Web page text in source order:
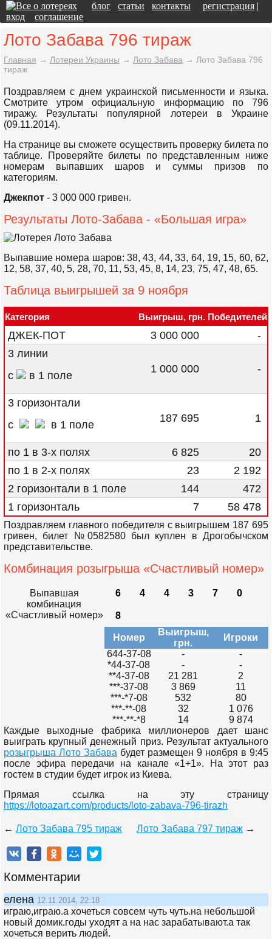
блог статьи контакты регистрация |
вход
соглашение
Лото Забава 796 тираж
Главная → Лотереи Украины → Лото Забава → Лото Забава 796
тираж
Поздравляем с днем украинской письменности и языка.
Смотрите утром официальную информацию по 796
тиражу. Результаты популярной лотереи в Украине
(09.11.2014).
На странице вы сможете осуществить проверку билета по
таблице. Проверяйте билеты по представленным ниже
номерам выпавших шаров и суммы призов по
категориям.
Джекпот - 3 000 000 гривен.
Результаты Лото-Забава - «Большая игра»
Выпавшие номера шаров: 38, 43, 44, 33, 64, 19, 15, 60, 62,
12, 58, 37, 40, 5, 28, 70, 11, 53, 45, 8, 14, 23, 75, 47, 48, 65.
Таблица выигрышей за 9 ноября
Категория Выигрыш, грн. Победителей
ДЖЕК-ПОТ 3 000 000
-
3 линии
с
в 1 поле
1 000 000 -
3 горизонтали
с
в 1 поле
187 695 1
по 1 в 3-х полях 6 825
20
по 1 в 2-х полях
23
2 192
2 горизонтали в 1 поле
144
472
1 горизонталь
7 58 478
Поздравляем главного победителя с выигрышем 187 695
гривен, билет №0582580 был куплен в Дрогобычском
представительстве.
Комбинация розыгрыша «Счастливый номер»
Выпавшая
комбинация
«Счастливый номер»
6 4 4 3 7 0
8
Номер
Выигрыш,
грн.
Игроки
644-37-08
-
-
*44-37-08
-
-
**4-37-08
21 281
2
***-37-08
3 869
11
***-*7-08
532
80
***-**-08
32
1 076
***-**-*8
14
9 874
Каждые выходные фабрика миллионеров дает шанс
выиграть крупный денежный приз. Результат актуального
розыгрыша Лото Забава будет размещен 9 ноября в 9:45
после эфира передачи на канале «1+1». На этот раз
гостем в студии будет игрок из Киева.
Прямая ссылка на эту страницу
https://lotoazart.com/products/loto-zabava-796-tirazh
← Лото Забава 795 тираж Лото Забава 797 тираж →
Комментарии
елена 12.11.2014, 22:18
играю,играю.а хочеться совсем чуть чуть.на небольшой
новый домик.годы уходят а на нас зарабатывают.а так
хочеться верить людей.